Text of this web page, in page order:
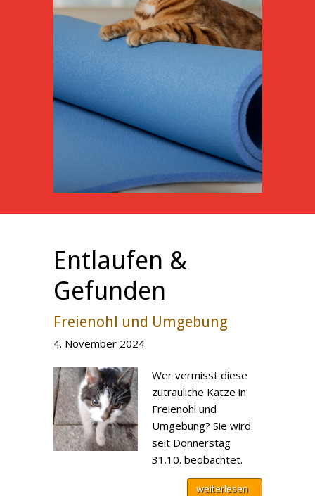
Entlaufen &
Gefunden
Freienohl und Umgebung
4. November 2024
Wer vermisst diese
zutrauliche Katze in
Freienohl und
Umgebung? Sie wird
seit Donnerstag
31.10. beobachtet.
weiterlesen